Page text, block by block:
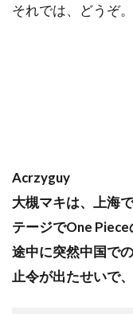
それでは、どうぞ。
Acrzyguy
大槻マキは、上海
テージでOne
途中に突然中国で
止令が出たせいで